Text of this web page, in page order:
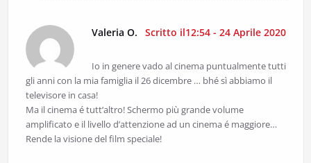
Valeria O. Scritto il12:54 - 24 Aprile 2020
Io in genere vado al cinema puntualmente tutti
gli anni con la mia famiglia il 26 dicembre … bhé sì abbiamo il
televisore in casa!
Ma il cinema é tutt’altro! Schermo più grande volume
amplificato e il livello d’attenzione ad un cinema é maggiore…
Rende la visione del film speciale!